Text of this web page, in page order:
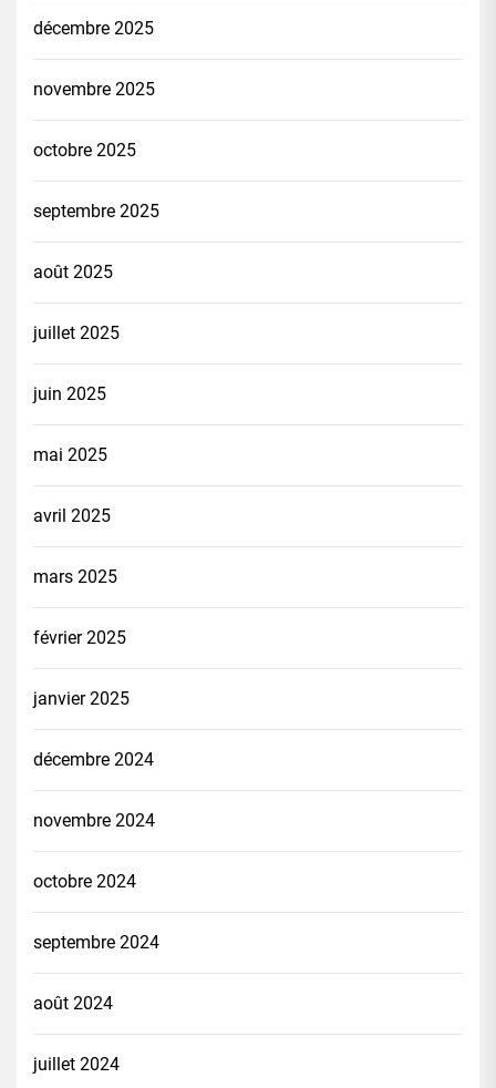
décembre 2025
novembre 2025
octobre 2025
septembre 2025
août 2025
juillet 2025
juin 2025
mai 2025
avril 2025
mars 2025
février 2025
janvier 2025
décembre 2024
novembre 2024
octobre 2024
septembre 2024
août 2024
juillet 2024